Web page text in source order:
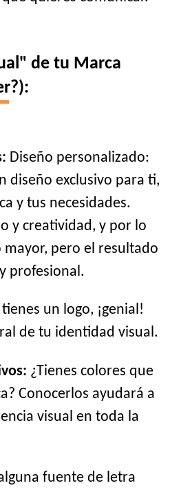
de tu Marca
Diseño personalizado:
diseño exclusivo para ti,
y tus necesidades.
y creatividad, y por lo
pero el resultado
profesional.
tienes un logo, ¡genial!
de tu identidad visual.
¿Tienes colores que
Conocerlos ayudará a
visual en toda la
fuente de letra